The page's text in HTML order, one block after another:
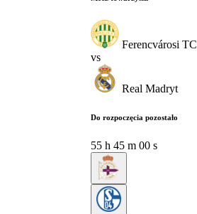
Ferencvárosi TC
vs
Real Madryt
Do rozpoczęcia pozostało
55 h 44 m 59 s